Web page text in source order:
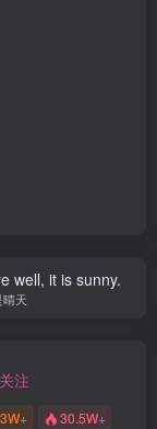
well, it is sunny.
天
关注
30.5W+